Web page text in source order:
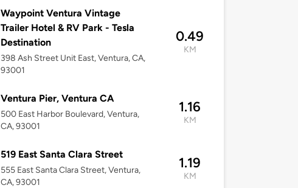
Waypoint Ventura Vintage
Trailer Hotel & RV Park - Tesla
Destination
398 Ash Street Unit East, Ventura, CA,
93001
0.49
KM
Ventura Pier, Ventura CA
500 East Harbor Boulevard, Ventura,
CA, 93001
1.16
KM
519 East Santa Clara Street
555 East Santa Clara Street, Ventura,
CA, 93001
1.19
KM